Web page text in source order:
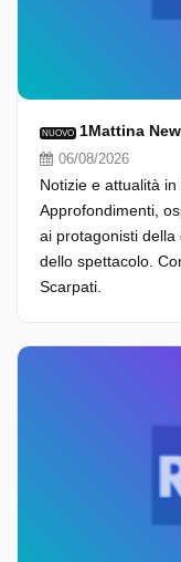
NUOVO 1Mattina
06/08/2026
Notizie e attualità
Approfondimenti,
ai protagonisti
dello spettacolo.
Scarpati.